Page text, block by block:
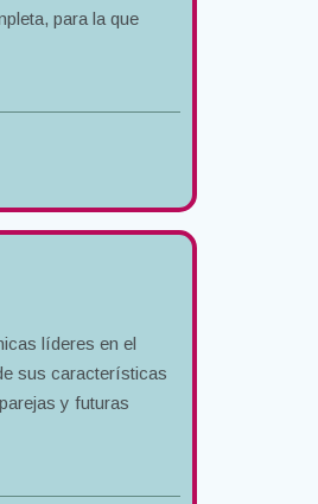
para la que
líderes en el
sus características
y futuras